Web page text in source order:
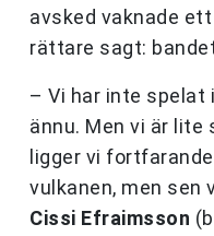
avsked vaknade
rättare sagt:
– Vi har inte spelat
ännu. Men vi är lite
ligger vi
vulkanen, men sen
Cissi Efraimsson